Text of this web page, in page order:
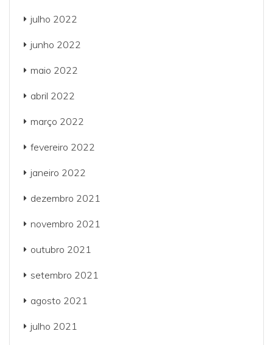
julho 2022
junho 2022
maio 2022
abril 2022
março 2022
fevereiro 2022
janeiro 2022
dezembro 2021
novembro 2021
outubro 2021
setembro 2021
agosto 2021
julho 2021